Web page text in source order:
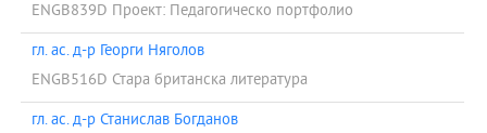
ENGB839D Проект: Педагогическо портфолио
гл. ас. д-р Георги Няголов
ENGB516D Стара британска литература
гл. ас. д-р Станислав Богданов